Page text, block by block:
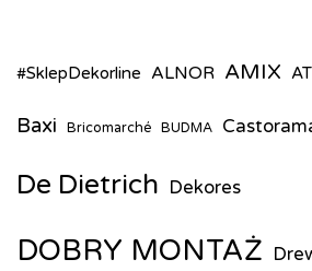
#SklepDekorline ALNOR AMIX
Baxi Bricomarché BUDMA
De Dietrich Dekores
DOBRY MONTAŻ